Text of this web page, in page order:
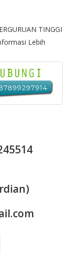
TINGGI
Lebih